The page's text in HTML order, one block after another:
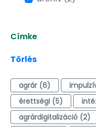
Címke
Törlés
agrár (6)
érettségi (5)
agrárdigitalizáció (2)